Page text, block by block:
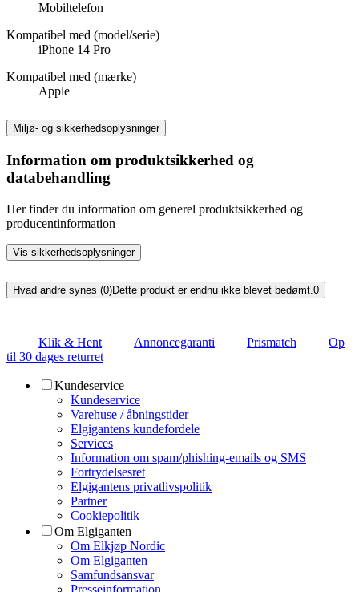
Mobiltelefon
Kompatibel med (model/serie)
iPhone 14 Pro
Kompatibel med (mærke)
Apple
Miljø- og sikkerhedsoplysninger
Information om produktsikkerhed og
databehandling
Her finder du information om generel produktsikkerhed og
producentinformation
Vis sikkerhedsoplysninger
Hvad andre synes (0)Dette produkt er endnu ikke blevet bedømt.0
Klik & Hent Annoncegaranti Prismatch
Op
til 30 dages returret
Kundeservice
Kundeservice
Varehuse / åbningstider
Elgigantens kundefordele
Services
Information om spam/phishing-emails og SMS
Fortrydelsesret
Elgigantens privatlivspolitik
Partner
Cookiepolitik
Om Elgiganten
Om Elkjøp Nordic
Om Elgiganten
Samfundsansvar
Presseinformation